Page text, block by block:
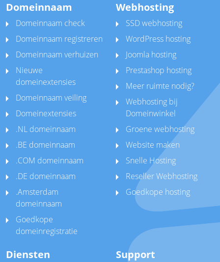
Domeinnaam
Domeinnaam check
Domeinnaam registreren
Domeinnaam verhuizen
Nieuwe
domeinextensies
Domeinnaam veiling
Domeinextensies
.NL domeinnaam
.BE domeinnaam
.COM domeinnaam
.DE domeinnaam
.Amsterdam
domeinnaam
Goedkope
domeinregistratie
Webhosting
SSD webhosting
WordPress hosting
Joomla hosting
Prestashop hosting
Meer ruimte nodig?
Webhosting bij
Domeinwinkel
Groene webhosting
Website maken
Snelle Hosting
Reseller Webhosting
Goedkope hosting
Diensten Support